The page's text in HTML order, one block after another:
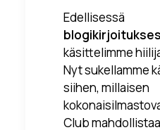
Edellisessä
käsittelimme
Nyt sukellamme
siihen, millaisen
Club